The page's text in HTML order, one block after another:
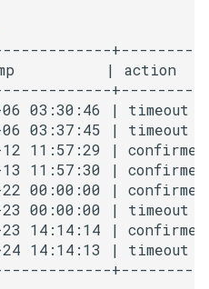
| action
03:30:46 | timeout
03:37:45 | timeout
11:57:29 |
11:57:30 |
00:00:00 |
00:00:00 | timeout
14:14:14 |
14:14:13 | timeout